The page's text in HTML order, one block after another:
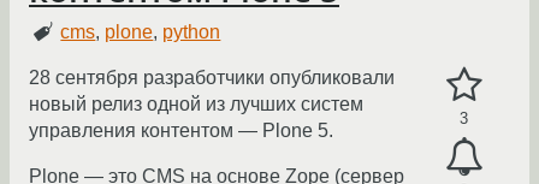
cms, plone, python
3
28 сентября разработчики опубликовали
новый релиз одной из лучших систем
управления контентом — Plone 5.
Plone — это CMS на основе Zope (сервер